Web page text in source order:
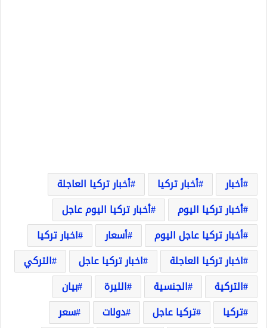
أخبار أخبار تركيا
أخبار تركيا العاجلة
أخبار تركيا اليوم
أخبار تركيا اليوم عاجل
أخبار تركيا عاجل اليوم
أسعار
اخبار تركيا
اخبار تركيا العاجلة
اخبار تركيا عاجل
التركي
التركية
الجنسية الليرة
بيان
تركيا
تركيا عاجل دولات
سعر